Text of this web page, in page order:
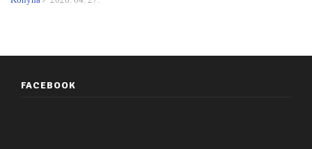
FACEBOOK